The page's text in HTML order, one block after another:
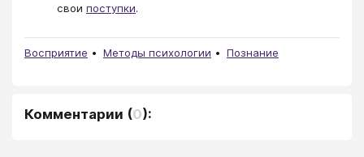
свои поступки.
Восприятие Методы психологии Познание
Комментарии (0):